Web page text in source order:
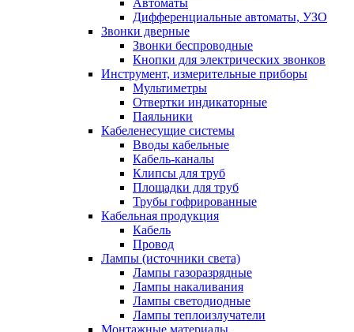
Автоматы
Дифференциальные автоматы, УЗО
Звонки дверные
Звонки беспроводные
Кнопки для электрических звонков
Инструмент, измерительные приборы
Мультиметры
Отвертки индикаторные
Паяльники
Кабеленесущие системы
Вводы кабельные
Кабель-каналы
Клипсы для труб
Площадки для труб
Трубы гофрированные
Кабельная продукция
Кабель
Провод
Лампы (источники света)
Лампы газоразрядные
Лампы накаливания
Лампы светодиодные
Лампы теплоизлучатели
Монтажные материалы